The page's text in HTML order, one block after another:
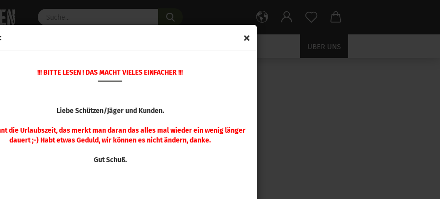
!!! BITTE LESEN ! DAS MACHT VIELES EINFACHER !!!
Liebe Schützen/Jäger und Kunden.
die Urlaubszeit, das merkt man daran das alles mal wieder ein wenig länger
dauert ;-) Habt etwas Geduld, wir können es nicht ändern, danke.
Gut Schuß.
ÜBER UNS
Startseite » NC Pulver » Baschieri & Pellagri
Sortieren nach
Sortieren nach 48 pro Seite
pro Seite